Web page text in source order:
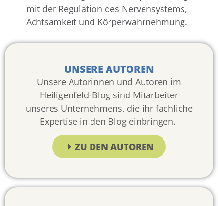
mit der Regulation des Nervensystems,
Achtsamkeit und Körperwahrnehmung.
UNSERE AUTOREN
Unsere Autorinnen und Autoren im
Heiligenfeld-Blog sind Mitarbeiter
unseres Unternehmens, die ihr fachliche
Expertise in den Blog einbringen.
ZU DEN AUTOREN